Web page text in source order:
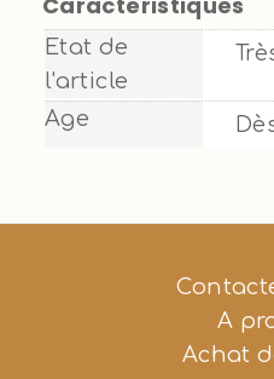
Etat de
l'article
Age
A
Achat